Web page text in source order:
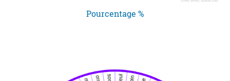
Pourcentage %